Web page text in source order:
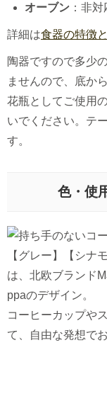
オーブン ：非対
詳細は食器の特徴
陶器ですので多少
ませんので、底か
花瓶としてご使用
いでください。テ
す。
色・使
【グレー】【シナモ
は、北欧ブランド
ppaのデザイン。
コーヒーカップや
て、自由な発想で